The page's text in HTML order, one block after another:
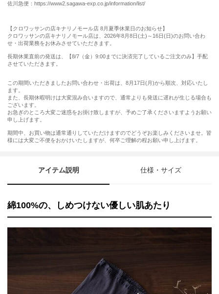
佐川急便：https://www2.sagawa-exp.co.jp/information/list/
【クロワッサンの店キナリノモール店 8月夏季休業日のお知らせ】
クロワッサンの店キナリノモール店は、2026年8月8日(土)～16日(日)のお問い合わ
せ・出荷業務をお休みさせていただきます。
長期休業直前の発送は、【8/7（金）9:00までに決済完了しているご注文のみ】手配
させていただきます。
この期間いただきましたお問い合わせ・出荷は、8月17日(月)から順次、対応いたし
ます。
また、長期休暇明けは大変混み合いますので、通常よりも発送に遅れが生じる場合も
ございます。
お急ぎのところ大変ご迷惑をお掛け致しますが、予めご了承くださいますようお願い
申し上げます。
期間中、お買い物は通常通りしていただけますのでどうぞお楽しみくださいませ。皆
様には大変ご不便をおかけいたしますが、何卒ご理解の程お願い申し上げます。
アイテム説明 仕様・サイズ
綿100%の、しめつけない優しい肌あたり